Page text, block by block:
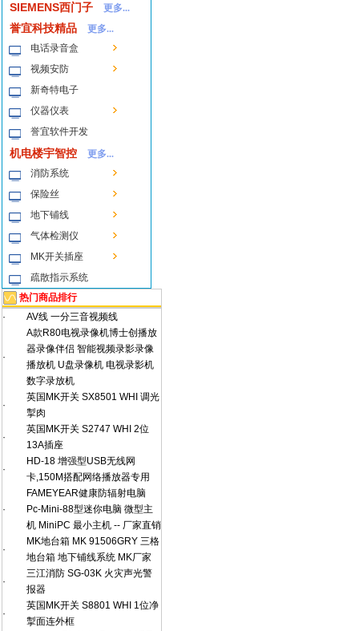
SIEMENS西门子 更多...
誉宜科技精品
更多...
电话录音盒
视频安防
新奇特电子
仪器仪表
誉宜软件开发
机电楼宇智控
更多...
消防系统
保险丝
地下铺线
气体检测仪
MK开关插座
疏散指示系统
热门商品排行
·
AV线 一分三音视频线
·
A款R80电视录像机博士创播放
器录像伴侣 智能视频录影录像
播放机 U盘录像机 电视录影机
数字录放机
·
英国MK开关 SX8501 WHI 调光
掣肉
·
英国MK开关 S2747 WHI 2位
13A插座
·
HD-18 增强型USB无线网
卡,150M搭配网络播放器专用
·
FAMEYEAR健康防辐射电脑
Pc-Mini-88型迷你电脑 微型主
机 MiniPC 最小主机 -- 厂家直销
·
MK地台箱 MK 91506GRY 三格
地台箱 地下铺线系统 MK厂家
·
三江消防 SG-03K 火灾声光警
报器
·
英国MK开关 S8801 WHI 1位净
掣面连外框